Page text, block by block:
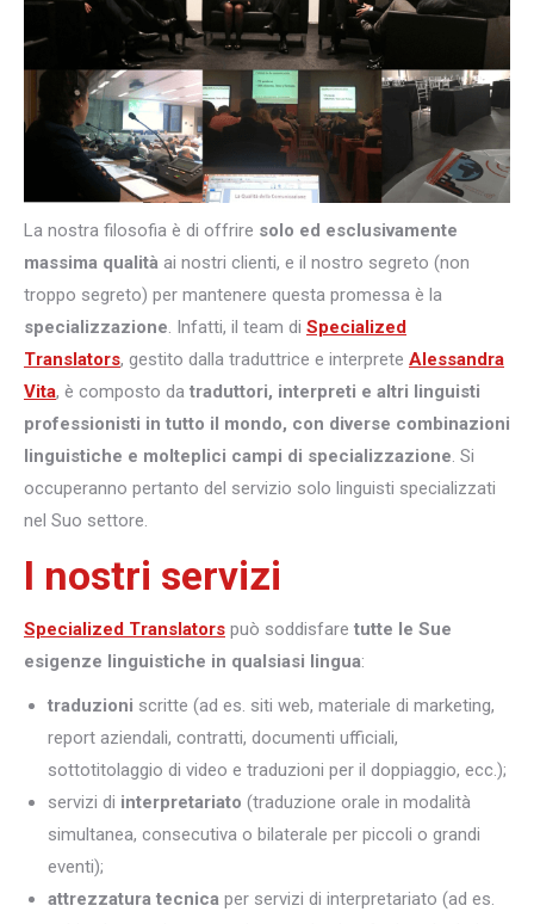
La nostra filosofia è di offrire solo ed esclusivamente
massima qualità ai nostri clienti, e il nostro segreto (non
troppo segreto) per mantenere questa promessa è la
specializzazione. Infatti, il team di Specialized
Translators, gestito dalla traduttrice e interprete Alessandra
Vita, è composto da traduttori, interpreti e altri linguisti
professionisti in tutto il mondo, con diverse combinazioni
linguistiche e molteplici campi di specializzazione. Si
occuperanno pertanto del servizio solo linguisti specializzati
nel Suo settore.
I nostri servizi
Specialized Translators può soddisfare tutte le Sue
esigenze linguistiche in qualsiasi lingua:
traduzioni scritte (ad es. siti web, materiale di marketing,
report aziendali, contratti, documenti ufficiali,
sottotitolaggio di video e traduzioni per il doppiaggio, ecc.);
servizi di interpretariato (traduzione orale in modalità
simultanea, consecutiva o bilaterale per piccoli o grandi
eventi);
attrezzatura tecnica per servizi di interpretariato (ad es.